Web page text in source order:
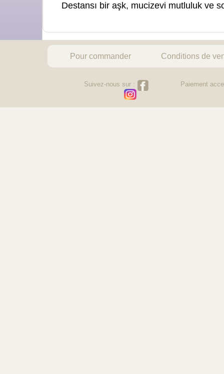
Destansı bir aşk, mucizevi mutluluk ve
Pour commander Conditions de
Suivez-nous sur : Paiement